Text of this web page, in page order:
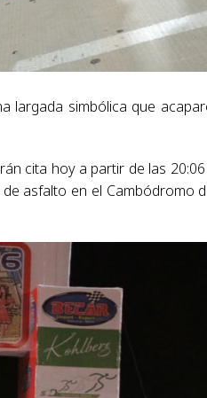
largada simbólica que
cita hoy a partir de las
asfalto en el Cambódromo